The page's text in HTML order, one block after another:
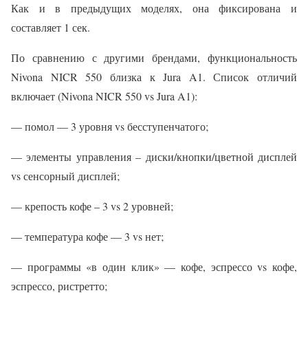
Как и в предыдущих моделях, она фиксирована и
составляет 1 сек.
По сравнению с другими брендами, функциональность
Nivona NICR 550 близка к Jura A1. Список отличий
включает (Nivona NICR 550 vs Jura A1):
— помол — 3 уровня vs бесступенчатого;
— элементы управления – диски/кнопки/цветной дисплей
vs сенсорный дисплей;
— крепость кофе – 3 vs 2 уровней;
— температура кофе — 3 vs нет;
— программы «в один клик» — кофе, эспрессо vs кофе,
эспрессо, ристретто;